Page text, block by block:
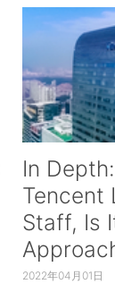
In
Tencent
Staff, Is
2022年04月01日